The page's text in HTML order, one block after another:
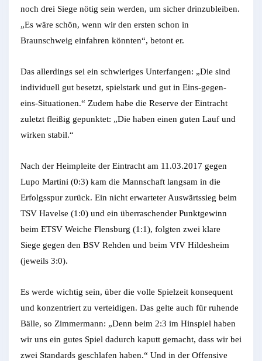
noch drei Siege nötig sein werden, um sicher drinzubleiben.
„Es wäre schön, wenn wir den ersten schon in
Braunschweig einfahren könnten“, betont er.
Das allerdings sei ein schwieriges Unterfangen: „Die sind
individuell gut besetzt, spielstark und gut in Eins-gegen-
eins-Situationen.“ Zudem habe die Reserve der Eintracht
zuletzt fleißig gepunktet: „Die haben einen guten Lauf und
wirken stabil.“
Nach der Heimpleite der Eintracht am 11.03.2017 gegen
Lupo Martini (0:3) kam die Mannschaft langsam in die
Erfolgsspur zurück. Ein nicht erwarteter Auswärtssieg beim
TSV Havelse (1:0) und ein überraschender Punktgewinn
beim ETSV Weiche Flensburg (1:1), folgten zwei klare
Siege gegen den BSV Rehden und beim VfV Hildesheim
(jeweils 3:0).
Es werde wichtig sein, über die volle Spielzeit konsequent
und konzen­triert zu verteidigen. Das gelte auch für ruhende
Bälle, so Zimmermann: „Denn beim 2:3 im Hinspiel haben
wir uns ein gutes Spiel dadurch kaputt gemacht, dass wir bei
zwei Standards geschlafen haben.“ Und in der Offensive